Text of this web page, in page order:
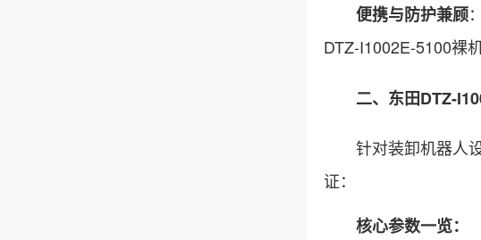
便携与防护兼顾
DTZ-I1002E-5100裸
二、东田DTZ-
针对装卸机器人设
证：
核心参数一览：